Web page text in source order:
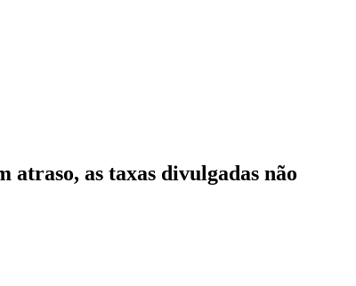
atraso, as taxas divulgadas não